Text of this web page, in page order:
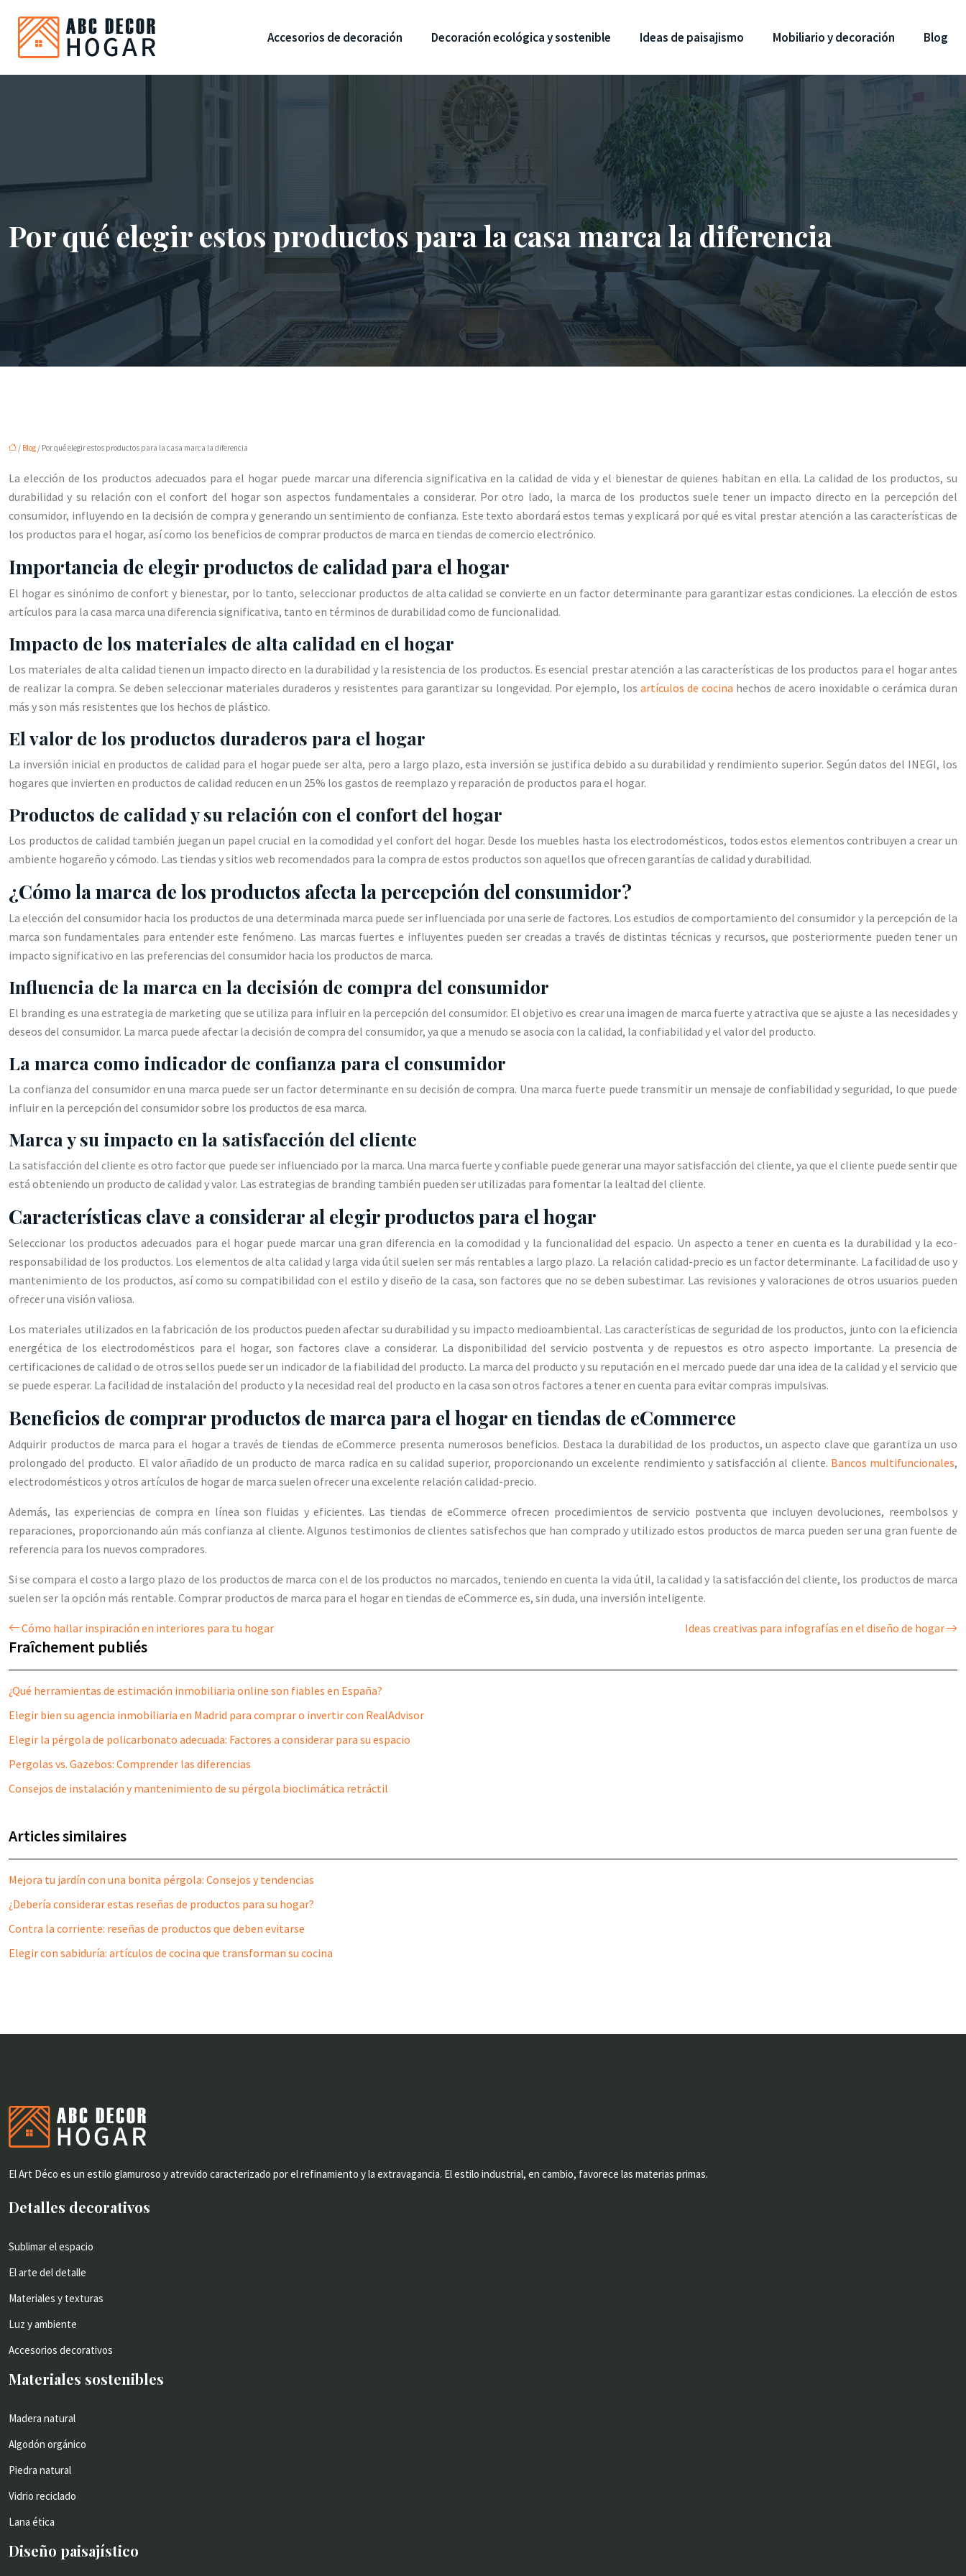
Accesorios de decoración Decoración ecológica y sostenible Ideas de paisajismo Mobiliario y decoración Blog
Por qué elegir estos productos para la casa marca la diferencia
/ Blog / Por qué elegir estos productos para la casa marca la diferencia
La elección de los productos adecuados para el hogar puede marcar una diferencia significativa en la calidad de vida y el bienestar de quienes habitan en ella. La calidad de los productos, su
durabilidad y su relación con el confort del hogar son aspectos fundamentales a considerar. Por otro lado, la marca de los productos suele tener un impacto directo en la percepción del
consumidor, influyendo en la decisión de compra y generando un sentimiento de confianza. Este texto abordará estos temas y explicará por qué es vital prestar atención a las características de
los productos para el hogar, así como los beneficios de comprar productos de marca en tiendas de comercio electrónico.
Importancia de elegir productos de calidad para el hogar
El hogar es sinónimo de confort y bienestar, por lo tanto, seleccionar productos de alta calidad se convierte en un factor determinante para garantizar estas condiciones. La elección de estos
artículos para la casa marca una diferencia significativa, tanto en términos de durabilidad como de funcionalidad.
Impacto de los materiales de alta calidad en el hogar
Los materiales de alta calidad tienen un impacto directo en la durabilidad y la resistencia de los productos. Es esencial prestar atención a las características de los productos para el hogar antes
de realizar la compra. Se deben seleccionar materiales duraderos y resistentes para garantizar su longevidad. Por ejemplo, los artículos de cocina hechos de acero inoxidable o cerámica duran
más y son más resistentes que los hechos de plástico.
El valor de los productos duraderos para el hogar
La inversión inicial en productos de calidad para el hogar puede ser alta, pero a largo plazo, esta inversión se justifica debido a su durabilidad y rendimiento superior. Según datos del INEGI, los
hogares que invierten en productos de calidad reducen en un 25% los gastos de reemplazo y reparación de productos para el hogar.
Productos de calidad y su relación con el confort del hogar
Los productos de calidad también juegan un papel crucial en la comodidad y el confort del hogar. Desde los muebles hasta los electrodomésticos, todos estos elementos contribuyen a crear un
ambiente hogareño y cómodo. Las tiendas y sitios web recomendados para la compra de estos productos son aquellos que ofrecen garantías de calidad y durabilidad.
¿Cómo la marca de los productos afecta la percepción del consumidor?
La elección del consumidor hacia los productos de una determinada marca puede ser influenciada por una serie de factores. Los estudios de comportamiento del consumidor y la percepción de la
marca son fundamentales para entender este fenómeno. Las marcas fuertes e influyentes pueden ser creadas a través de distintas técnicas y recursos, que posteriormente pueden tener un
impacto significativo en las preferencias del consumidor hacia los productos de marca.
Influencia de la marca en la decisión de compra del consumidor
El branding es una estrategia de marketing que se utiliza para influir en la percepción del consumidor. El objetivo es crear una imagen de marca fuerte y atractiva que se ajuste a las necesidades y
deseos del consumidor. La marca puede afectar la decisión de compra del consumidor, ya que a menudo se asocia con la calidad, la confiabilidad y el valor del producto.
La marca como indicador de confianza para el consumidor
La confianza del consumidor en una marca puede ser un factor determinante en su decisión de compra. Una marca fuerte puede transmitir un mensaje de confiabilidad y seguridad, lo que puede
influir en la percepción del consumidor sobre los productos de esa marca.
Marca y su impacto en la satisfacción del cliente
La satisfacción del cliente es otro factor que puede ser influenciado por la marca. Una marca fuerte y confiable puede generar una mayor satisfacción del cliente, ya que el cliente puede sentir que
está obteniendo un producto de calidad y valor. Las estrategias de branding también pueden ser utilizadas para fomentar la lealtad del cliente.
Características clave a considerar al elegir productos para el hogar
Seleccionar los productos adecuados para el hogar puede marcar una gran diferencia en la comodidad y la funcionalidad del espacio. Un aspecto a tener en cuenta es la durabilidad y la eco-
responsabilidad de los productos. Los elementos de alta calidad y larga vida útil suelen ser más rentables a largo plazo. La relación calidad-precio es un factor determinante. La facilidad de uso y
mantenimiento de los productos, así como su compatibilidad con el estilo y diseño de la casa, son factores que no se deben subestimar. Las revisiones y valoraciones de otros usuarios pueden
ofrecer una visión valiosa.
Los materiales utilizados en la fabricación de los productos pueden afectar su durabilidad y su impacto medioambiental. Las características de seguridad de los productos, junto con la eficiencia
energética de los electrodomésticos para el hogar, son factores clave a considerar. La disponibilidad del servicio postventa y de repuestos es otro aspecto importante. La presencia de
certificaciones de calidad o de otros sellos puede ser un indicador de la fiabilidad del producto. La marca del producto y su reputación en el mercado puede dar una idea de la calidad y el servicio que
se puede esperar. La facilidad de instalación del producto y la necesidad real del producto en la casa son otros factores a tener en cuenta para evitar compras impulsivas.
Beneficios de comprar productos de marca para el hogar en tiendas de eCommerce
Adquirir productos de marca para el hogar a través de tiendas de eCommerce presenta numerosos beneficios. Destaca la durabilidad de los productos, un aspecto clave que garantiza un uso
prolongado del producto. El valor añadido de un producto de marca radica en su calidad superior, proporcionando un excelente rendimiento y satisfacción al cliente. Bancos multifuncionales,
electrodomésticos y otros artículos de hogar de marca suelen ofrecer una excelente relación calidad-precio.
Además, las experiencias de compra en línea son fluidas y eficientes. Las tiendas de eCommerce ofrecen procedimientos de servicio postventa que incluyen devoluciones, reembolsos y
reparaciones, proporcionando aún más confianza al cliente. Algunos testimonios de clientes satisfechos que han comprado y utilizado estos productos de marca pueden ser una gran fuente de
referencia para los nuevos compradores.
Si se compara el costo a largo plazo de los productos de marca con el de los productos no marcados, teniendo en cuenta la vida útil, la calidad y la satisfacción del cliente, los productos de marca
suelen ser la opción más rentable. Comprar productos de marca para el hogar en tiendas de eCommerce es, sin duda, una inversión inteligente.
Cómo hallar inspiración en interiores para tu hogar Ideas creativas para infografías en el diseño de hogar
Fraîchement publiés
¿Qué herramientas de estimación inmobiliaria online son fiables en España?
Elegir bien su agencia inmobiliaria en Madrid para comprar o invertir con RealAdvisor
Elegir la pérgola de policarbonato adecuada: Factores a considerar para su espacio
Pergolas vs. Gazebos: Comprender las diferencias
Consejos de instalación y mantenimiento de su pérgola bioclimática retráctil
Articles similaires
Mejora tu jardín con una bonita pérgola: Consejos y tendencias
¿Debería considerar estas reseñas de productos para su hogar?
Contra la corriente: reseñas de productos que deben evitarse
Elegir con sabiduría: artículos de cocina que transforman su cocina
El Art Déco es un estilo glamuroso y atrevido caracterizado por el refinamiento y la extravagancia. El estilo industrial, en cambio, favorece las materias primas.
Detalles decorativos
Sublimar el espacio
El arte del detalle
Materiales y texturas
Luz y ambiente
Accesorios decorativos
Materiales sostenibles
Madera natural
Algodón orgánico
Piedra natural
Vidrio reciclado
Lana ética
Diseño paisajístico